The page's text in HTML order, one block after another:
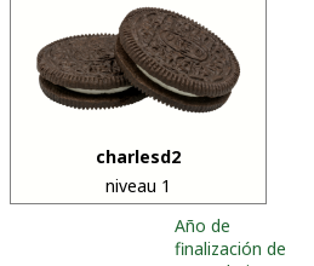
charlesd2
niveau 1
Año de
finalización de